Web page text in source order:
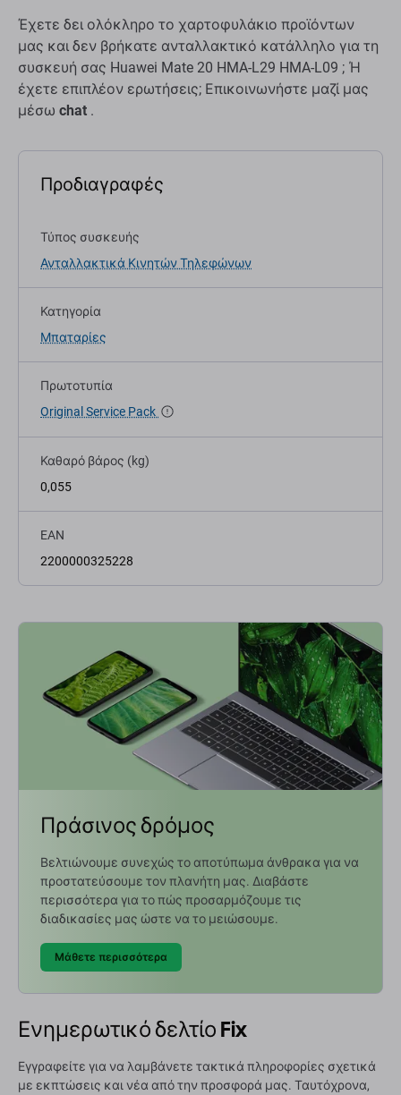
Έχετε δει ολόκληρο το χαρτοφυλάκιο προϊόντων
μας και δεν βρήκατε ανταλλακτικό κατάλληλο για τη
συσκευή σας Huawei Mate 20 HMA-L29 HMA-L09 ; Ή
έχετε επιπλέον ερωτήσεις; Επικοινωνήστε μαζί μας
μέσω chat .
Προδιαγραφές
Τύπος συσκευής
Ανταλλακτικά Κινητών Τηλεφώνων
Κατηγορία
Μπαταρίες
Πρωτοτυπία
Original Service Pack
Καθαρό βάρος (kg)
0,055
EAN
2200000325228
Πράσινος δρόμος
Βελτιώνουμε συνεχώς το αποτύπωμα άνθρακα για να
προστατεύσουμε τον πλανήτη μας. Διαβάστε
περισσότερα για το πώς προσαρμόζουμε τις
διαδικασίες μας ώστε να το μειώσουμε.
Μάθετε περισσότερα
Ενημερωτικό δελτίο Fix
Εγγραφείτε για να λαμβάνετε τακτικά πληροφορίες σχετικά
με εκπτώσεις και νέα από την προσφορά μας. Ταυτόχρονα,